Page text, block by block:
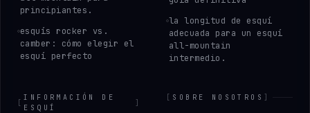
principiantes.
esquís rocker vs.
camber: cómo elegir el
esquí perfecto
la longitud de esquí
adecuada para un esquí
all-mountain
intermedio.
[
INFORMACIÓN DE
ESQUÍ
]
[ SOBRE NOSOTROS ]